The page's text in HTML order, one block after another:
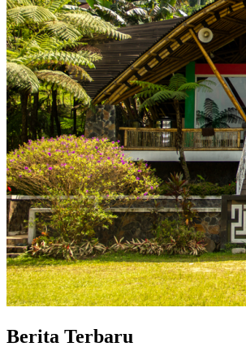
Berita Terbaru